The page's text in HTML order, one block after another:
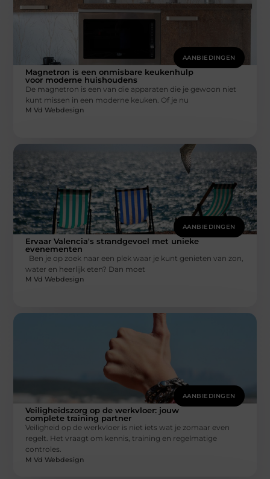
AANBIEDINGEN
Magnetron is een onmisbare keukenhulp
voor moderne huishoudens
De magnetron is een van die apparaten die je gewoon niet
kunt missen in een moderne keuken. Of je nu
M Vd Webdesign
AANBIEDINGEN
Ervaar Valencia's strandgevoel met unieke
evenementen
Ben je op zoek naar een plek waar je kunt genieten van zon,
water en heerlijk eten? Dan moet
M Vd Webdesign
AANBIEDINGEN
Veiligheidszorg op de werkvloer: jouw
complete training partner
Veiligheid op de werkvloer is niet iets wat je zomaar even
regelt. Het vraagt om kennis, training en regelmatige
controles.
M Vd Webdesign